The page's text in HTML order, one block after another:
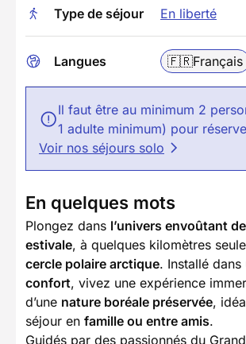
Type de séjour En liberté
Langues 🇫🇷Français
Il faut être au minimum 2
1 adulte minimum) pour
Voir nos séjours solo
En quelques mots
Plongez dans l’univers envoûtant
estivale, à quelques kilomètres
cercle polaire arctique. Installé dans
confort, vivez une expérience
d’une nature boréale préservée,
séjour en famille ou entre amis.
Guidés par des passionnés du